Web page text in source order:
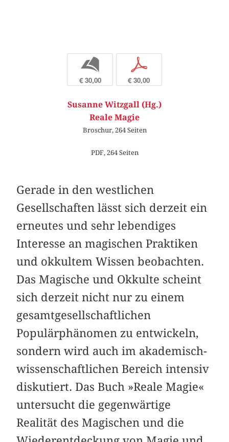
b
€ 30,00
p
€ 30,00
Susanne Witzgall (Hg.)
Reale Magie
Broschur, 264 Seiten
PDF, 264 Seiten
Gerade in den westlichen
Gesellschaften lässt sich derzeit ein
erneutes und sehr lebendiges
Interesse an magischen Prak­tiken
und okkultem Wissen beobachten.
Das Magische und Okkulte scheint
sich derzeit nicht nur zu einem
gesamt­gesellschaftlichen
Populärphänomen zu entwickeln,
sondern wird auch im akademisch-
wissenschaftlichen Bereich intensiv
diskutiert. Das Buch »Reale Magie«
untersucht die gegenwärtige
Realität des Magischen und die